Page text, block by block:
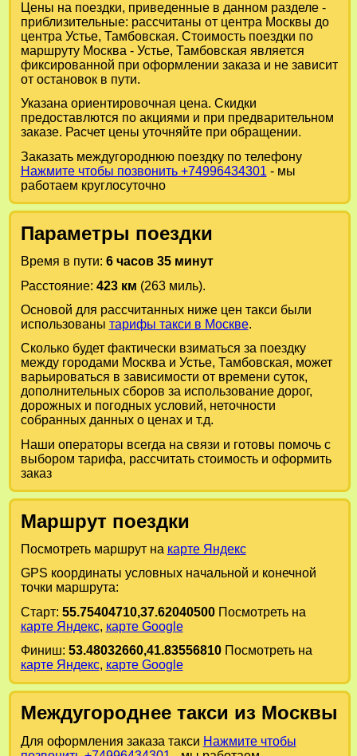
Цены на поездки, приведенные в данном разделе -
приблизительные: рассчитаны от центра Москвы до
центра Устье, Тамбовская. Стоимость поездки по
маршруту Москва - Устье, Тамбовская является
фиксированной при оформлении заказа и не зависит
от остановок в пути.
Указана ориентировочная цена. Скидки
предоставлются по акциями и при предварительном
заказе. Расчет цены уточняйте при обращении.
Заказать междугороднюю поездку по телефону
Нажмите чтобы позвонить +74996434301 - мы
работаем круглосуточно
Параметры поездки
Время в пути: 6 часов 35 минут
Расстояние: 423 км (263 миль).
Основой для рассчитанных ниже цен такси были
использованы тарифы такси в Москве.
Сколько будет фактически взиматься за поездку
между городами Москваи Устье, Тамбовская, может
варьироваться в зависимости от времени суток,
дополнительных сборов за использование дорог,
дорожных и погодных условий, неточности
собранных данных о ценах и т.д.
Наши операторы всегда на связи и готовы помочь с
выбором тарифа, рассчитать стоимость и оформить
заказ
Маршрут поездки
Посмотреть маршрут на карте Яндекс
GPS координаты условных начальной и конечной
точки маршрута:
Старт: 55.75404710,37.62040500Посмотреть на
карте Яндекс, карте Google
Финиш: 53.48032660,41.83556810Посмотреть на
карте Яндекс, карте Google
Междугороднее такси из Москвы
Для оформления заказа такси Нажмите чтобы